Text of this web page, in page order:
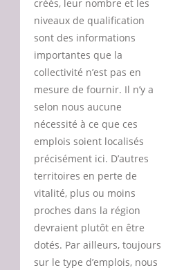
créés, leur nombre et les
niveaux de qualification
sont des informations
importantes que la
collectivité n’est pas en
mesure de fournir. Il n’y a
selon nous aucune
nécessité à ce que ces
emplois soient localisés
précisément ici. D’autres
territoires en perte de
vitalité, plus ou moins
proches dans la région
devraient plutôt en être
dotés. Par ailleurs, toujours
sur le type d’emplois, nous